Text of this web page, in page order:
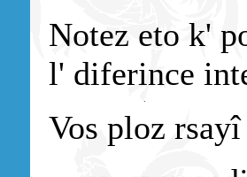
Notez eto k'
l' diferince
Vos ploz